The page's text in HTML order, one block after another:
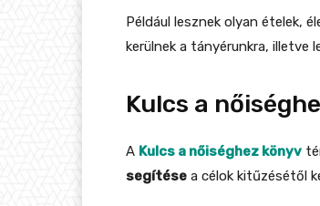
Például lesznek olyan ételek,
kerülnek a tányérunkra, illetve
Kulcs a
A Kulcs a nőiséghez könyv
segítése a célok kitűzésétől